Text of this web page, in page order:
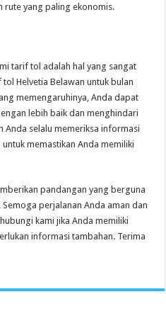
rute yang paling ekonomis.
tarif tol adalah hal yang sangat
Helvetia Belawan untuk bulan
memengaruhinya, Anda dapat
lebih baik dan menghindari
Anda selalu memeriksa informasi
memastikan Anda memiliki
pandangan yang berguna
perjalanan Anda aman dan
kami jika Anda memiliki
informasi tambahan. Terima